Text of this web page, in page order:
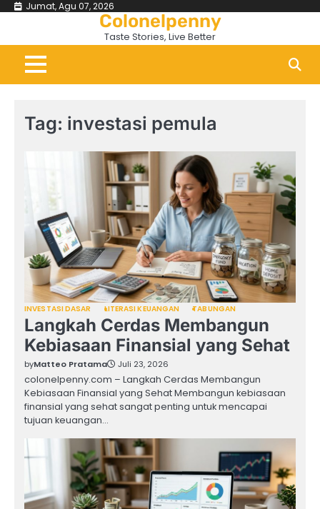
Skip
content
Jumat, Agu 07, 2026
Colonelpenny
Taste Stories, Live Better
Tag: investasi pemula
INVESTASI DASAR LITERASI KEUANGAN TABUNGAN
Langkah Cerdas Membangun
Kebiasaan Finansial yang Sehat
byMatteo Pratama Juli 23, 2026
colonelpenny.com – Langkah Cerdas Membangun
Kebiasaan Finansial yang Sehat Membangun kebiasaan
finansial yang sehat sangat penting untuk mencapai
tujuan keuangan…